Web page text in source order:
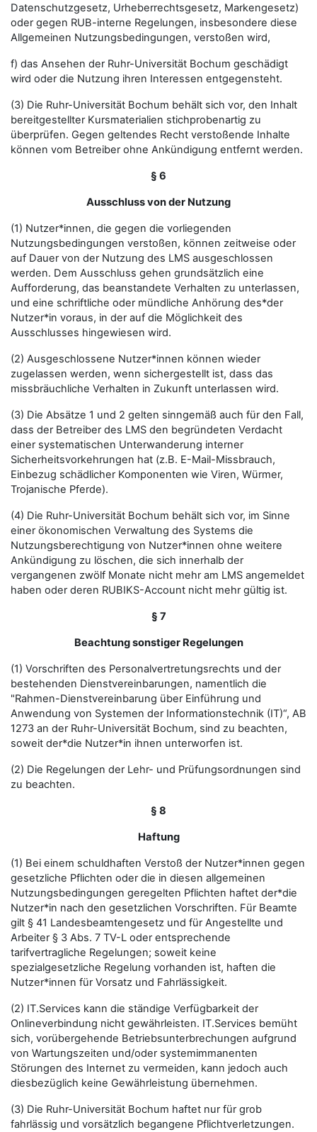
Datenschutzgesetz, Urheberrechtsgesetz, Markengesetz)
oder gegen RUB-interne Regelungen, insbesondere diese
Allgemeinen Nutzungsbedingungen, verstoßen wird,
f) das Ansehen der Ruhr-Universität Bochum geschädigt
wird oder die Nutzung ihren Interessen entgegensteht.
(3) Die Ruhr-Universität Bochum behält sich vor, den Inhalt
bereitgestellter Kursmaterialien stichprobenartig zu
überprüfen. Gegen geltendes Recht verstoßende Inhalte
können vom Betreiber ohne Ankündigung entfernt werden.
§ 6
Ausschluss von der Nutzung
(1) Nutzer*innen, die gegen die vorliegenden
Nutzungsbedingungen verstoßen, können zeitweise oder
auf Dauer von der Nutzung des LMS ausgeschlossen
werden. Dem Ausschluss gehen grundsätzlich eine
Aufforderung, das beanstandete Verhalten zu unterlassen,
und eine schriftliche oder mündliche Anhörung des*der
Nutzer*in voraus, in der auf die Möglichkeit des
Ausschlusses hingewiesen wird.
(2) Ausgeschlossene Nutzer*innen können wieder
zugelassen werden, wenn sichergestellt ist, dass das
missbräuchliche Verhalten in Zukunft unterlassen wird.
(3) Die Absätze 1 und 2 gelten sinngemäß auch für den Fall,
dass der Betreiber des LMS den begründeten Verdacht
einer systematischen Unterwanderung interner
Sicherheitsvorkehrungen hat (z.B. E-Mail-Missbrauch,
Einbezug schädlicher Komponenten wie Viren, Würmer,
Trojanische Pferde).
(4) Die Ruhr-Universität Bochum behält sich vor, im Sinne
einer ökonomischen Verwaltung des Systems die
Nutzungsberechtigung von Nutzer*innen ohne weitere
Ankündigung zu löschen, die sich innerhalb der
vergangenen zwölf Monate nicht mehr am LMS angemeldet
haben oder deren RUBIKS-Account nicht mehr gültig ist.
§ 7
Beachtung sonstiger Regelungen
(1) Vorschriften des Personalvertretungsrechts und der
bestehenden Dienstvereinbarungen, namentlich die
"Rahmen-Dienstvereinbarung über Einführung und
Anwendung von Systemen der Informationstechnik (IT)“, AB
1273 an der Ruhr-Universität Bochum, sind zu beachten,
soweit der*die Nutzer*in ihnen unterworfen ist.
(2) Die Regelungen der Lehr- und Prüfungsordnungen sind
zu beachten.
§ 8
Haftung
(1) Bei einem schuldhaften Verstoß der Nutzer*innen gegen
gesetzliche Pflichten oder die in diesen allgemeinen
Nutzungsbedingungen geregelten Pflichten haftet der*die
Nutzer*in nach den gesetzlichen Vorschriften. Für Beamte
gilt § 41 Landesbeamtengesetz und für Angestellte und
Arbeiter § 3 Abs. 7 TV-L oder entsprechende
tarifvertragliche Regelungen; soweit keine
spezialgesetzliche Regelung vorhanden ist, haften die
Nutzer*innen für Vorsatz und Fahrlässigkeit.
(2) IT.Services kann die ständige Verfügbarkeit der
Onlineverbindung nicht gewährleisten. IT.Services bemüht
sich, vorübergehende Betriebsunterbrechungen aufgrund
von Wartungszeiten und/oder systemimmanenten
Störungen des Internet zu vermeiden, kann jedoch auch
diesbezüglich keine Gewährleistung übernehmen.
(3) Die Ruhr-Universität Bochum haftet nur für grob
fahrlässig und vorsätzlich begangene Pflichtverletzungen.